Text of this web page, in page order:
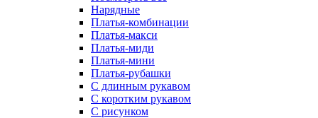
Нарядные
Платья-комбинации
Платья-макси
Платья-миди
Платья-мини
Платья-рубашки
С длинным рукавом
С коротким рукавом
С рисунком